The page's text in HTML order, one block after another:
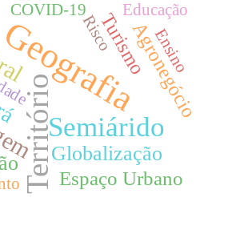
TerritórioSemiárido
Globalização
Agronegócio
Espaço Urbano
Turismo
Risco
Educação
Ensino
COVID-19